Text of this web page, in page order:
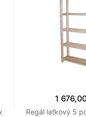
1
Regál laťkový 5